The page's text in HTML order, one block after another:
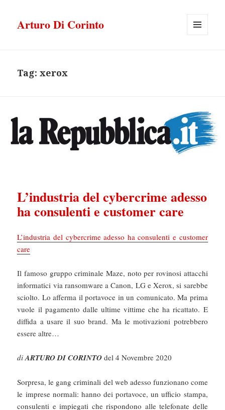
Arturo Di Corinto
Tag:xerox
L’industria del cybercrime adesso
ha consulenti e customer care
L’industria del cybercrime adesso ha consulenti e customer
care
Il famoso gruppo criminale Maze, noto per rovinosi attacchi
informatici via ransomware a Canon, LG e Xerox, si sarebbe
sciolto. Lo afferma il portavoce in un comunicato. Ma prima
vuole il pagamento dalle ultime vittime che ha ricattato. E
diffida a usare il suo brand. Ma le motivazioni potrebbero
essere altre…
diARTURO DI CORINTO del 4 Novembre 2020
Sorpresa, le gang criminali del web adesso funzionano come
le imprese normali: hanno dei portavoce, un ufficio stampa,
consulenti e impiegati che rispondono alle telefonate delle